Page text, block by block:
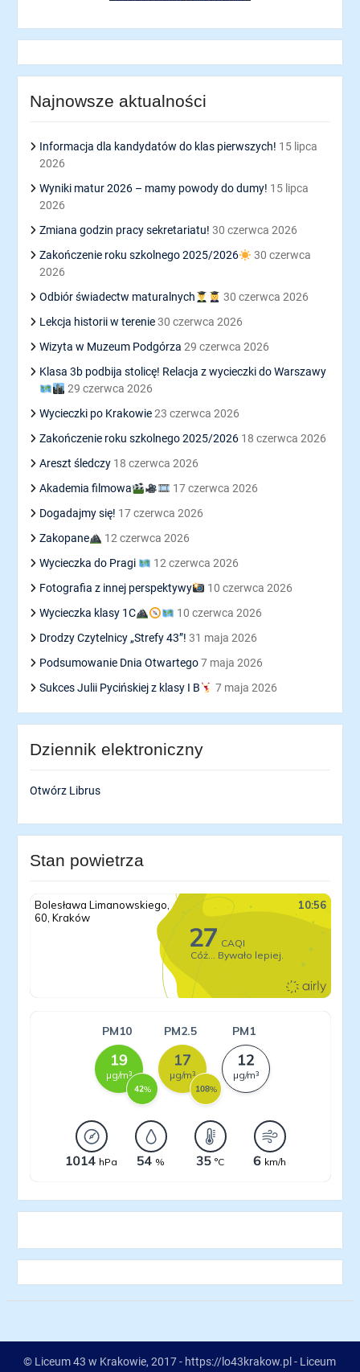
Najnowsze aktualności
Informacja dla kandydatów do klas pierwszych! 15 lipca
2026
Wyniki matur 2026 – mamy powody do dumy! 15 lipca
2026
Zmiana godzin pracy sekretariatu! 30 czerwca 2026
Zakończenie roku szkolnego 2025/2026
30 czerwca
2026
Odbiór świadectw maturalnych
30 czerwca 2026
Lekcja historii w terenie 30 czerwca 2026
Wizyta w Muzeum Podgórza 29 czerwca 2026
Klasa 3b podbija stolicę! Relacja z wycieczki do Warszawy
29 czerwca 2026
Wycieczki po Krakowie 23 czerwca 2026
Zakończenie roku szkolnego 2025/2026 18 czerwca 2026
Areszt śledczy 18 czerwca 2026
Akademia filmowa
17 czerwca 2026
Dogadajmy się! 17 czerwca 2026
Zakopane
12 czerwca 2026
Wycieczka do Pragi
12 czerwca 2026
Fotografia z innej perspektywy
10 czerwca 2026
Wycieczka klasy 1C
10 czerwca 2026
Drodzy Czytelnicy „Strefy 43”! 31 maja 2026
Podsumowanie Dnia Otwartego 7 maja 2026
Sukces Julii Pycińskiej z klasy I B
7 maja 2026
Dziennik elektroniczny
Otwórz Librus
Stan powietrza
© Liceum 43 w Krakowie, 2017 - https://lo43krakow.pl - Liceum